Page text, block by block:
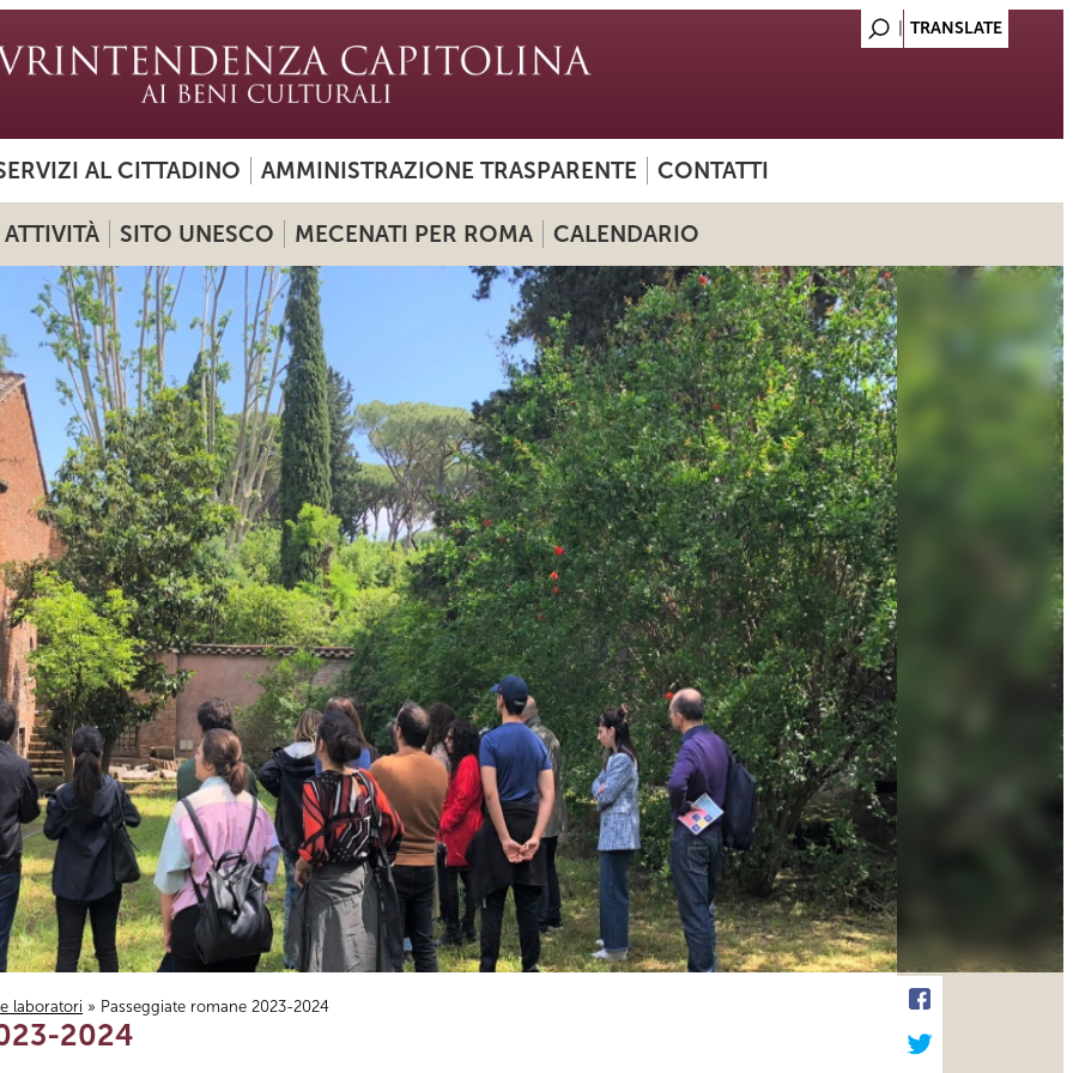
AL CITTADINO AMMINISTRAZIONE TRASPARENTE CONTATTI
ATTIVITÀ SITO UNESCO MECENATI PER ROMA CALENDARIO
laboratori » Passeggiate romane 2023-2024
2024